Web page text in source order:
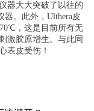
器大大突破了以往的
器。此外，Ulthera皮
，这是目前所有无
激胶原增生。与此同
表皮受伤！